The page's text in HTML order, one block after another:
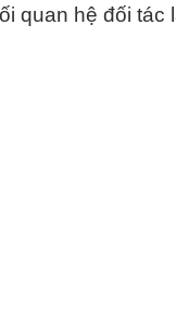
quan hệ đối tác